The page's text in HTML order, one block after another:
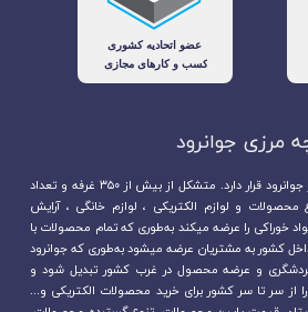
مرزی جوانرود​​​​​​​
بازارچه مرزی جوانرود که در مرکز شهر جوانرود قرار دارد. متشکل از بیش از ۳۵۰ غرفه و تعداد
محصولات و لوازم الکتریکی ، لوازم خانگی ، آرایش
خوراکی را عرضه میکند به‌طوری که تمام محصولات با
داخل کشور به مشتریان عرضه میشود به‌طوری که جوانرود
و عرضه محصول در غرب کشور تبدیل شود و
۳۰۰ هزار گردشگر را از سر تا سر کشور برای خرید محصولات الکتریکی و...